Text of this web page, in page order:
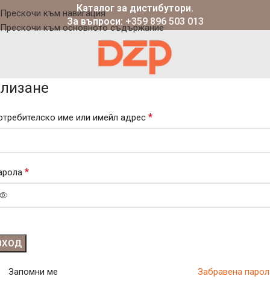
Прескочи към навигация
Прескочи към основното съдържание
Каталог за дистибутори.
За въпроси: +359 896 503 013
име или имейл адрес *
*
Забравена
Запомни ме